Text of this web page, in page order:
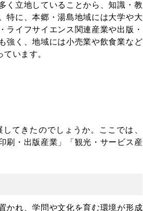
く立地していることから、知識・教
特に、本郷・湯島地域には大学や大
ライフサイエンス関連産業や出版・
強く、地域には小売業や飲食業など
います。
てきたのでしょうか。ここでは、
刷・出版産業」「観光・サービス産
かれ、学問や文化を育む環境が形成